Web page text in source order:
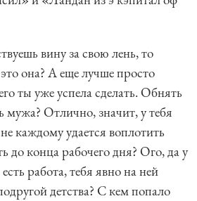
вину за свою лень, то
она? А еще лучше просто
ты уже успела сделать. Обнять
мужа? Отлично, значит, у тебя
каждому удается воплотить
до конца рабочего дня? Ого, да у
работа, тебя явно на ней
детства? С кем попало